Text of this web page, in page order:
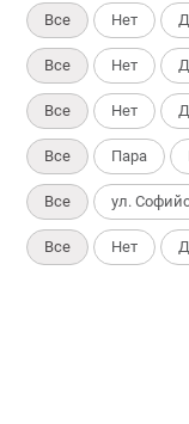
Все Нет
Все Нет
Все Нет
Все Пара
Все ул.
Все Нет